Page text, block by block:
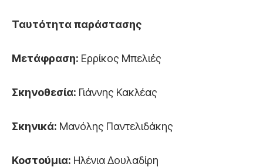
Ταυτότητα παράστασης
Μετάφραση: Ερρίκος Μπελιές
Σκηνοθεσία: Γιάννης Κακλέας
Σκηνικά: Μανόλης Παντελιδάκης
Κοστούμια: Ηλένια Δουλαδίρη